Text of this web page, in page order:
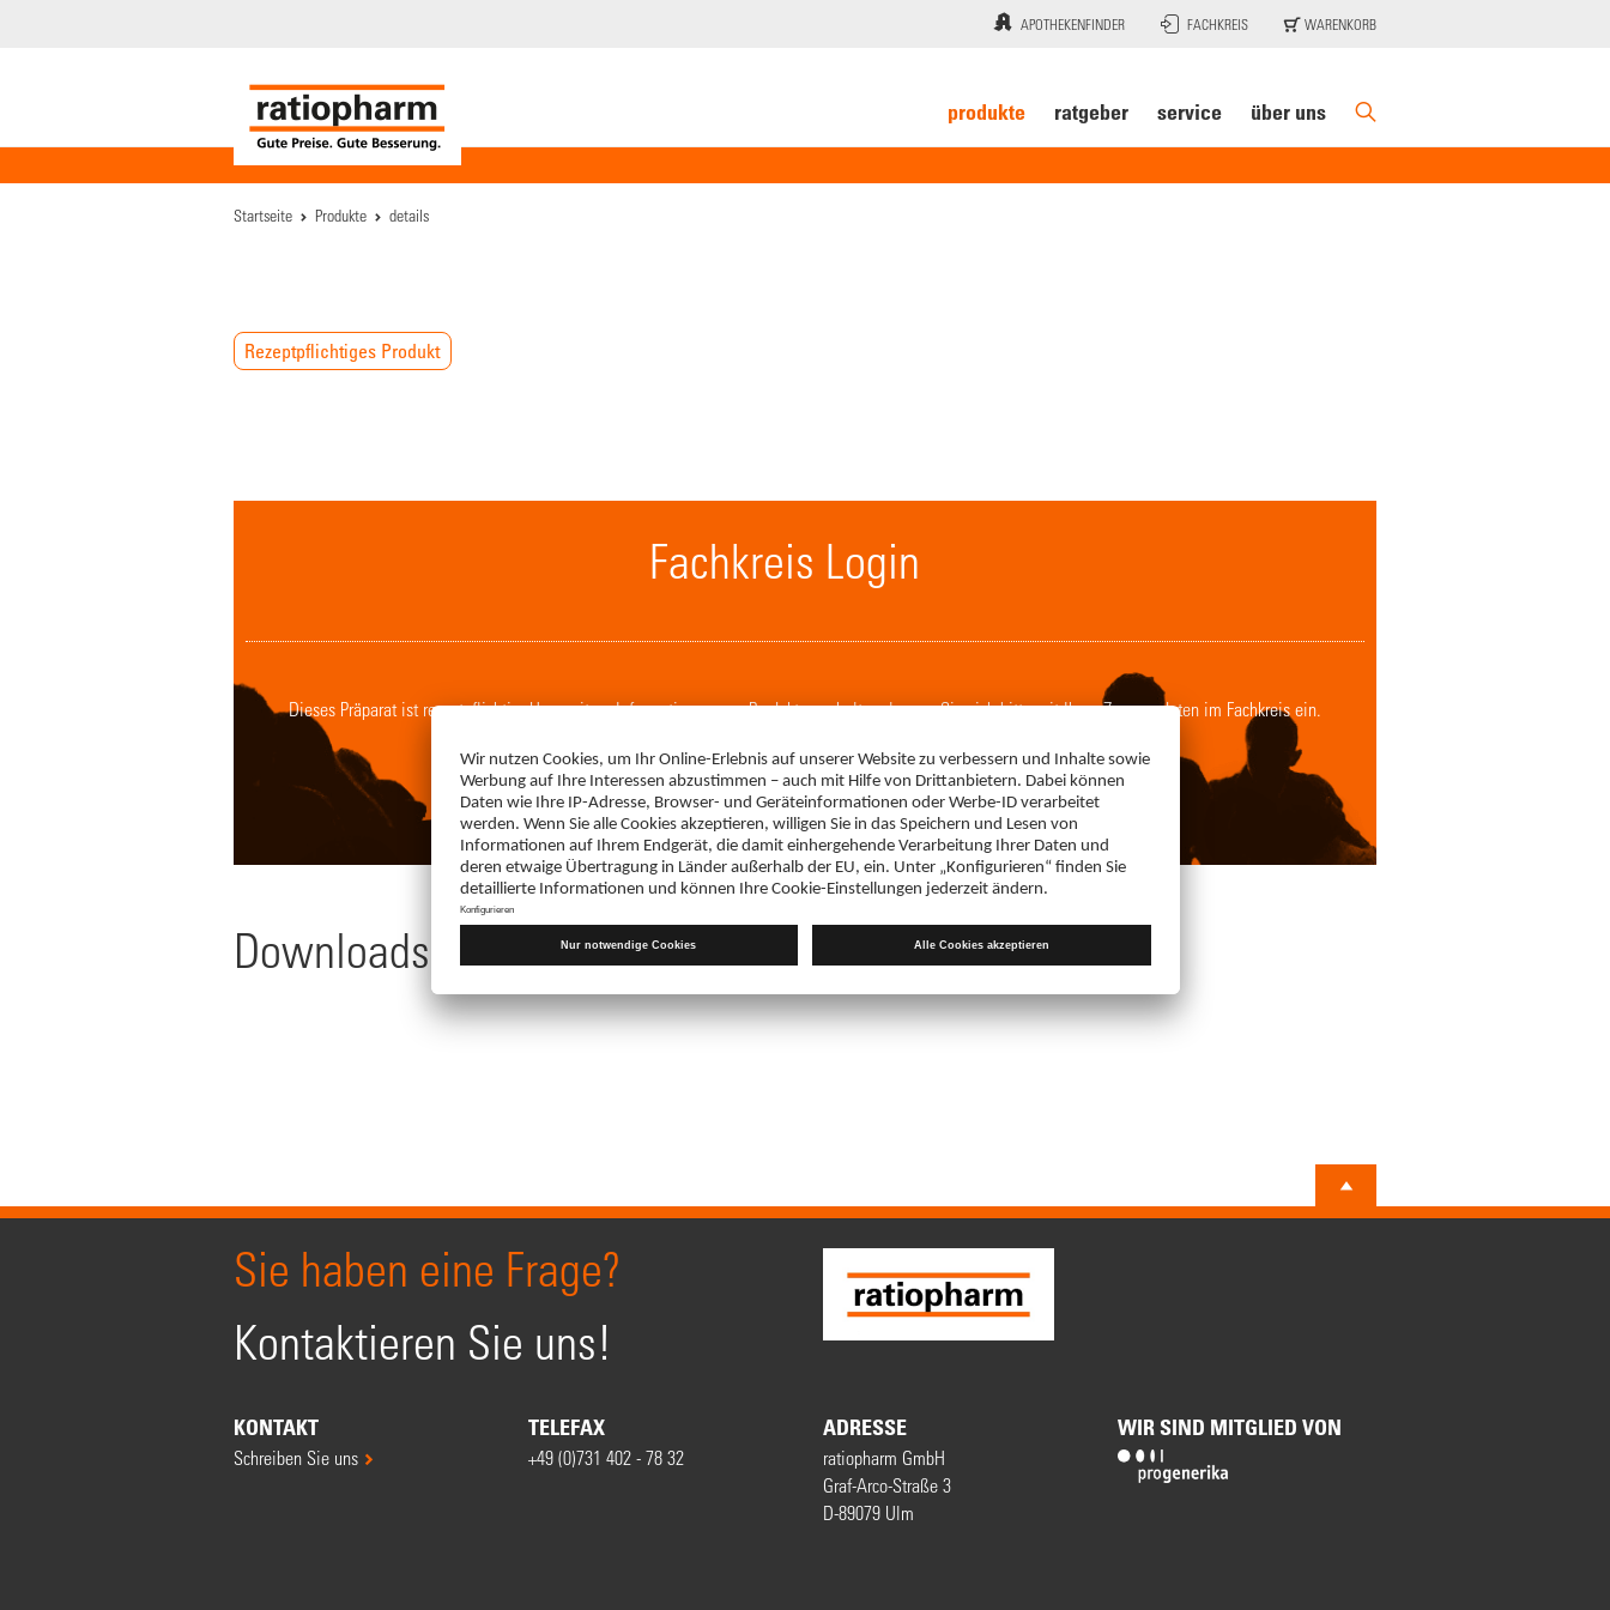
APOTHEKENFINDER FACHKREIS WARENKORB
produkte ratgeber service über uns
Startseite Produkte details
Rezeptpflichtiges Produkt
Fachkreis Login
Dieses Präparat ist rezeptpflichtig. Um weitere Informationen zum Produkt zu erhalten, loggen Sie sich bitte mit Ihren Zugangsdaten im Fachkreis ein.
LOGIN
Downloads
Sie haben eine Frage?
Kontaktieren Sie uns!
KONTAKT
Schreiben Sie uns
TELEFAX
+49 (0)731 402 - 78 32
ADRESSE
ratiopharm GmbH
Graf-Arco-Straße 3
D-89079 Ulm
WIR SIND MITGLIED VON